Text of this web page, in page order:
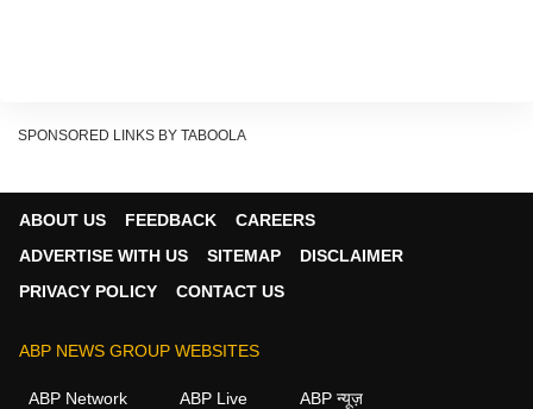
इंडियन काउंसिल ऑफ मेडिकल रिसर्च के मुताबिक, भारत में मोटापा,
SPONSORED LINKS BY TABOOLA
ABOUT US FEEDBACK
CAREERS
ADVERTISE WITH US
SITEMAP
DISCLAIMER
PRIVACY POLICY
CONTACT US
ABP NEWS GROUP WEBSITES
ABP Network ABP Live ABP न्यूज़